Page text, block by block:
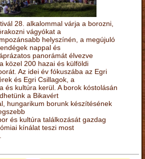
28. alkalommal várja a borozni,
vágyókat a
helyszínén, a megújuló
nappal és
panorámát élvezve
közel 200 hazai és külföldi
Az idei év fókuszába az Egri
és Egri Csillagok, a
és kultúra kerül. A borok kóstolásán
a Bikavért
hungarikum borunk készítésének
és kultúra találkozását gazdag
kínálat teszi most